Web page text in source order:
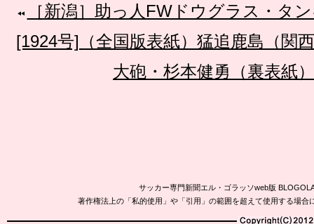
［新潟］助っ人FWドウグラス・タ
[1924号]（全国版表紙）猛追鹿島（関
大砲・杉本健勇（裏表紙
サッカー専門新聞エル・ゴラッソweb版
著作権法上の「私的使用」や「引用」の範囲を超えて使用する場